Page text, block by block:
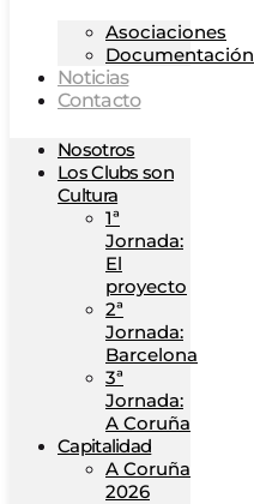
Asociaciones
Documentación
Noticias
Contacto
Nosotros
Los Clubs son
Cultura
1ª
Jornada:
El
proyecto
2ª
Jornada:
Barcelona
3ª
Jornada:
A Coruña
Capitalidad
A Coruña
2026